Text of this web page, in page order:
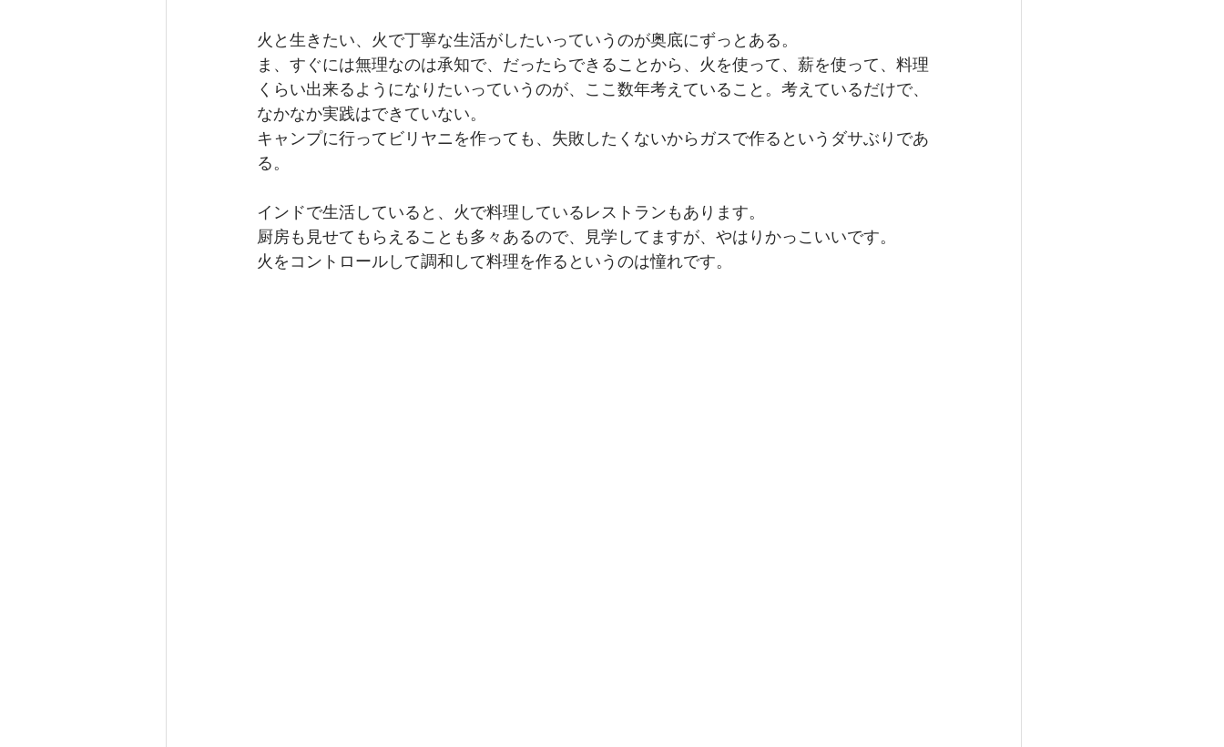
火と生きたい、火で丁寧な生活がしたいっていうのが奥底にずっとある。
ま、すぐには無理なのは承知で、だったらできることから、火を使って、薪を使って、料理
くらい出来るようになりたいっていうのが、ここ数年考えていること。考えているだけで、
なかなか実践はできていない。
キャンプに行ってビリヤニを作っても、失敗したくないからガスで作るというダサぶりであ
る。
インドで生活していると、火で料理しているレストランもあります。
厨房も見せてもらえることも多々あるので、見学してますが、やはりかっこいいです。
火をコントロールして調和して料理を作るというのは憧れです。